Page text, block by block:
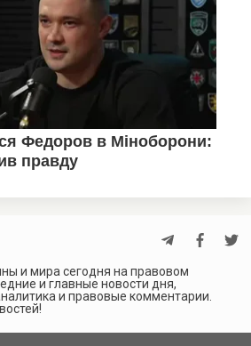
и мира сегодня на правовом
и главные новости дня,
и правовые комментарии.